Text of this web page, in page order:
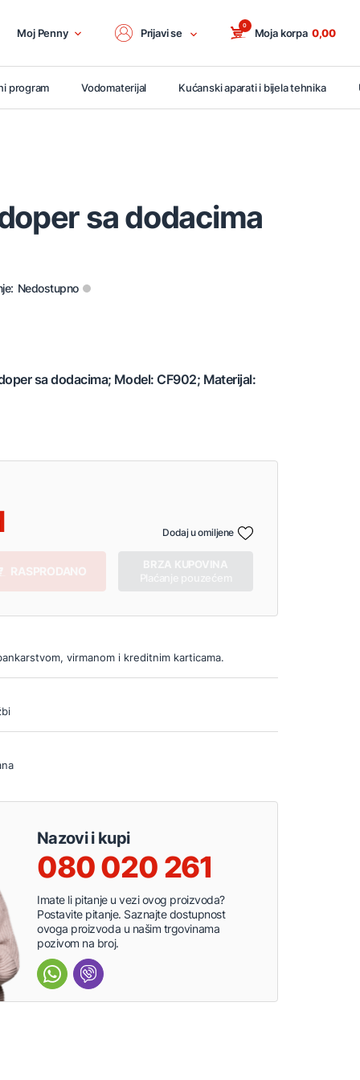
Moj Penny Prijavi se Moja korpa
0
0,00
program Vodomaterijal Kućanski aparati i bijela tehnika
sa dodacima
Nedostupno
sa dodacima; Model: CF902; Materijal:
RASPRODANO
Dodaj u omiljene
virmanom i kreditnim karticama.
Nazovi i kupi
080 020 261
Imate li pitanje u vezi ovog proizvoda?
Postavite pitanje. Saznajte dostupnost
ovoga proizvoda u našim trgovinama
pozivom na broj.